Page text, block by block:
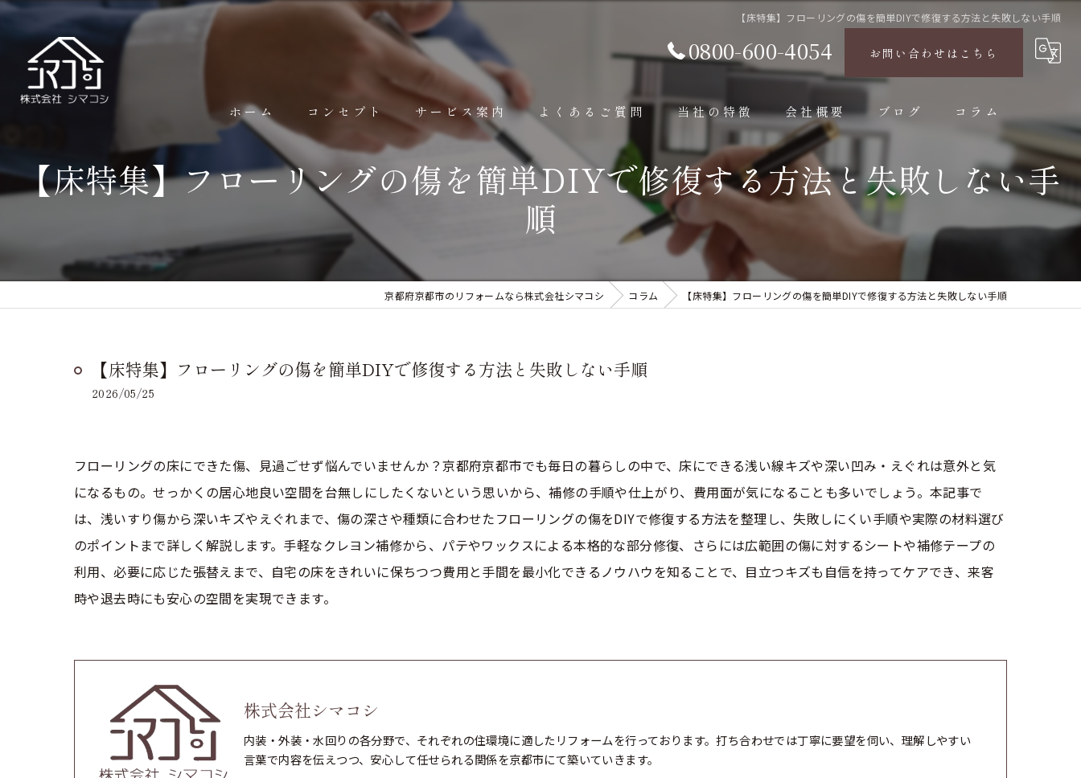
【床特集】フローリングの傷を簡単DIYで修復する方法と失敗しない手順
0800-600-4054 お問い合わせはこちら
ホーム コンセプト サービス案内
内装工事
よくあるご質問 当社の特徴
内装
外壁
外構
水回り
会社概要 ブログ コラム
【床特集】フローリングの傷を簡単DIYで修復する方法と失敗しない手
順
京都府京都市のリフォームなら株式会社シマコシ コラム 【床特集】フローリングの傷を簡単DIYで修復する方法と失敗しない手順
【床特集】フローリングの傷を簡単DIYで修復する方法と失敗しない手順
2026/05/25
フローリングの床にできた傷、見過ごせず悩んでいませんか？京都府京都市でも毎日の暮らしの中で、床にできる浅い線キズや深い凹み・えぐれは意外と気
になるもの。せっかくの居心地良い空間を台無しにしたくないという思いから、補修の手順や仕上がり、費用面が気になることも多いでしょう。本記事で
は、浅いすり傷から深いキズやえぐれまで、傷の深さや種類に合わせたフローリングの傷をDIYで修復する方法を整理し、失敗しにくい手順や実際の材料選び
のポイントまで詳しく解説します。手軽なクレヨン補修から、パテやワックスによる本格的な部分修復、さらには広範囲の傷に対するシートや補修テープの
利用、必要に応じた張替えまで、自宅の床をきれいに保ちつつ費用と手間を最小化できるノウハウを知ることで、目立つキズも自信を持ってケアでき、来客
時や退去時にも安心の空間を実現できます。
株式会社シマコシ
内装・外装・水回りの各分野で、それぞれの住環境に適したリフォームを行っております。打ち合わせでは丁寧に要望を伺い、理解しやすい
言葉で内容を伝えつつ、安心して任せられる関係を京都市にて築いていきます。